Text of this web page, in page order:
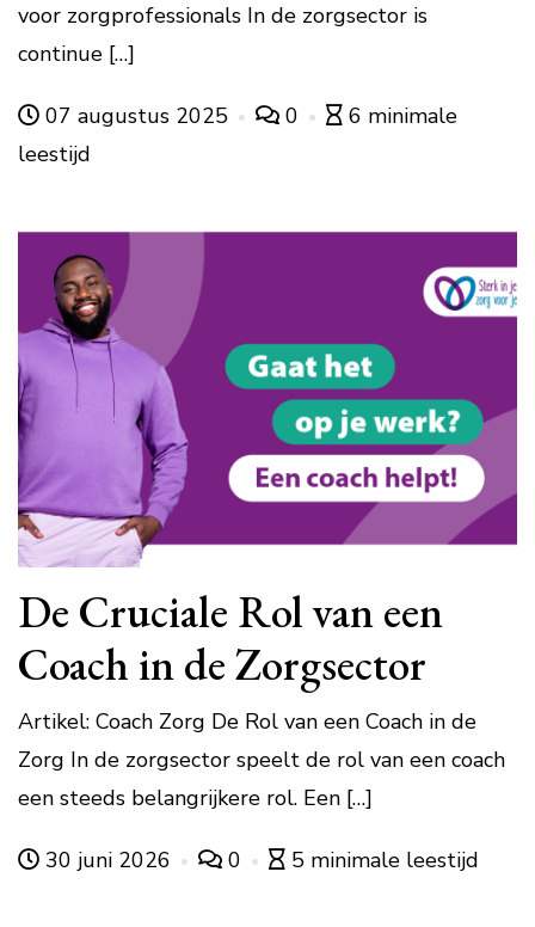
voor zorgprofessionals In de zorgsector is
continue […]
07 augustus 2025 0
6 minimale
leestijd
De Cruciale Rol van een
Coach in de Zorgsector
Artikel: Coach Zorg De Rol van een Coach in de
Zorg In de zorgsector speelt de rol van een coach
een steeds belangrijkere rol. Een […]
30 juni 2026 0 5 minimale leestijd